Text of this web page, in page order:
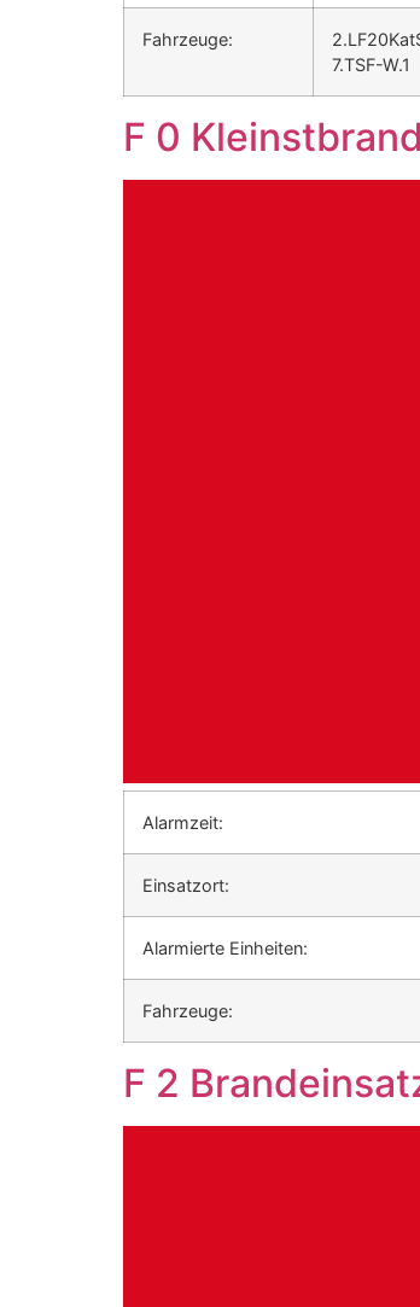
Fahrzeuge:
7.TSF-W.1
F 0
Alarmzeit:
Einsatzort:
Alarmierte Einheiten:
Fahrzeuge:
F 2